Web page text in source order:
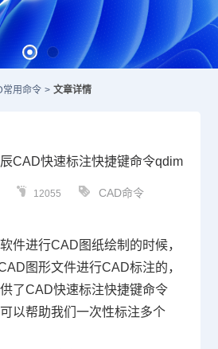
常用命令 > 文章详情
CAD快速标注快捷键命令qdim
12055 CAD命令
软件进行CAD 图纸绘制的时候，
图形文件进行CAD标注的，
了CAD快速标注快捷键命令
以帮助我们一次性标注多个